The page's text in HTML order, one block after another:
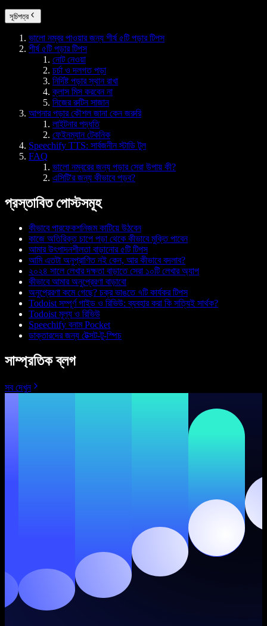
সূচিপত্র
ভালো নম্বর পাওয়ার জন্য শীর্ষ ৫টি পড়ার টিপস
শীর্ষ ৫টি পড়ার টিপস
নোট নেওয়া
চর্চা ও দলগত পড়া
নির্দিষ্ট পড়ার স্থান রাখা
ক্লাস মিস করবেন না
নিজের রুটিন সাজান
আপনার পড়ার কৌশল জানা কেন জরুরি
লাইটনার পদ্ধতি
ফেইনম্যান টেকনিক
Speechify TTS: সার্বজনীন স্টাডি টুল
FAQ
ভালো নম্বরের জন্য পড়ার সেরা উপায় কী?
এসিটি'র জন্য কীভাবে পড়ব?
প্রস্তাবিত পোস্টসমূহ
কীভাবে পারফেকশনিজম কাটিয়ে উঠবেন
কাজে অতিরিক্ত চাপে পড়া থেকে কীভাবে মুক্তি পাবেন
আমার উৎপাদনশীলতা বাড়ানোর ৫টি টিপস
আমি এতটা অনুপ্রাণিত নই কেন, আর কীভাবে বদলাব?
২০২৪ সালে লেখার দক্ষতা বাড়াতে সেরা ১০টি লেখার অ্যাপ
কীভাবে আমার অনুপ্রেরণা বাড়াবো
অনুপ্রেরণা কমে গেছে? চক্র ভাঙতে ৭টি কার্যকর টিপস
Todoist সম্পূর্ণ গাইড ও রিভিউ: ব্যবহার করা কি সত্যিই সার্থক?
Todoist মূল্য ও রিভিউ
Speechify বনাম Pocket
ডাক্তারদের জন্য টেক্সট-টু-স্পিচ
সাম্প্রতিক ব্লগ
সব দেখুন